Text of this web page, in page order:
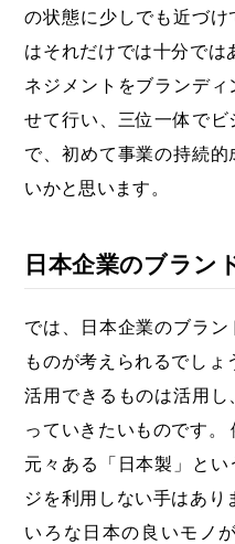
の状態に少しでも近づ
はそれだけでは十分では
ネジメントをブランデ
せて行い、三位一体で
で、初めて事業の持続
いかと思います。
日本企業のブラン
では、日本企業のブラ
ものが考えられるでしょ
活用できるものは活用
っていきたいものです。
元々ある「日本製」と
ジを利用しない手はあり
いろな日本の良いモノ